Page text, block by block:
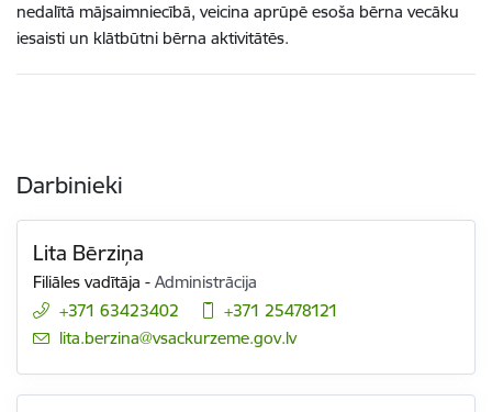
nedalītā mājsaimniecībā, veicina aprūpē esoša bērna vecāku
iesaisti un klātbūtni bērna aktivitātēs.
Darbinieki
Lita Bērziņa
Filiāles vadītāja -Administrācija
+371 63423402
+371 25478121
E-pasts:
lita.berzina@vsackurzeme.gov.lv